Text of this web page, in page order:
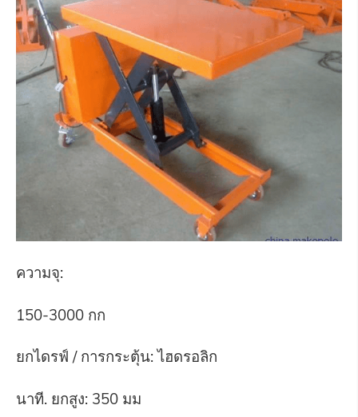
ความจุ:
150-3000 กก
ยกไดรฟ์ / การกระตุ้น: ไฮดรอลิก
นาที. ยกสูง: 350 มม